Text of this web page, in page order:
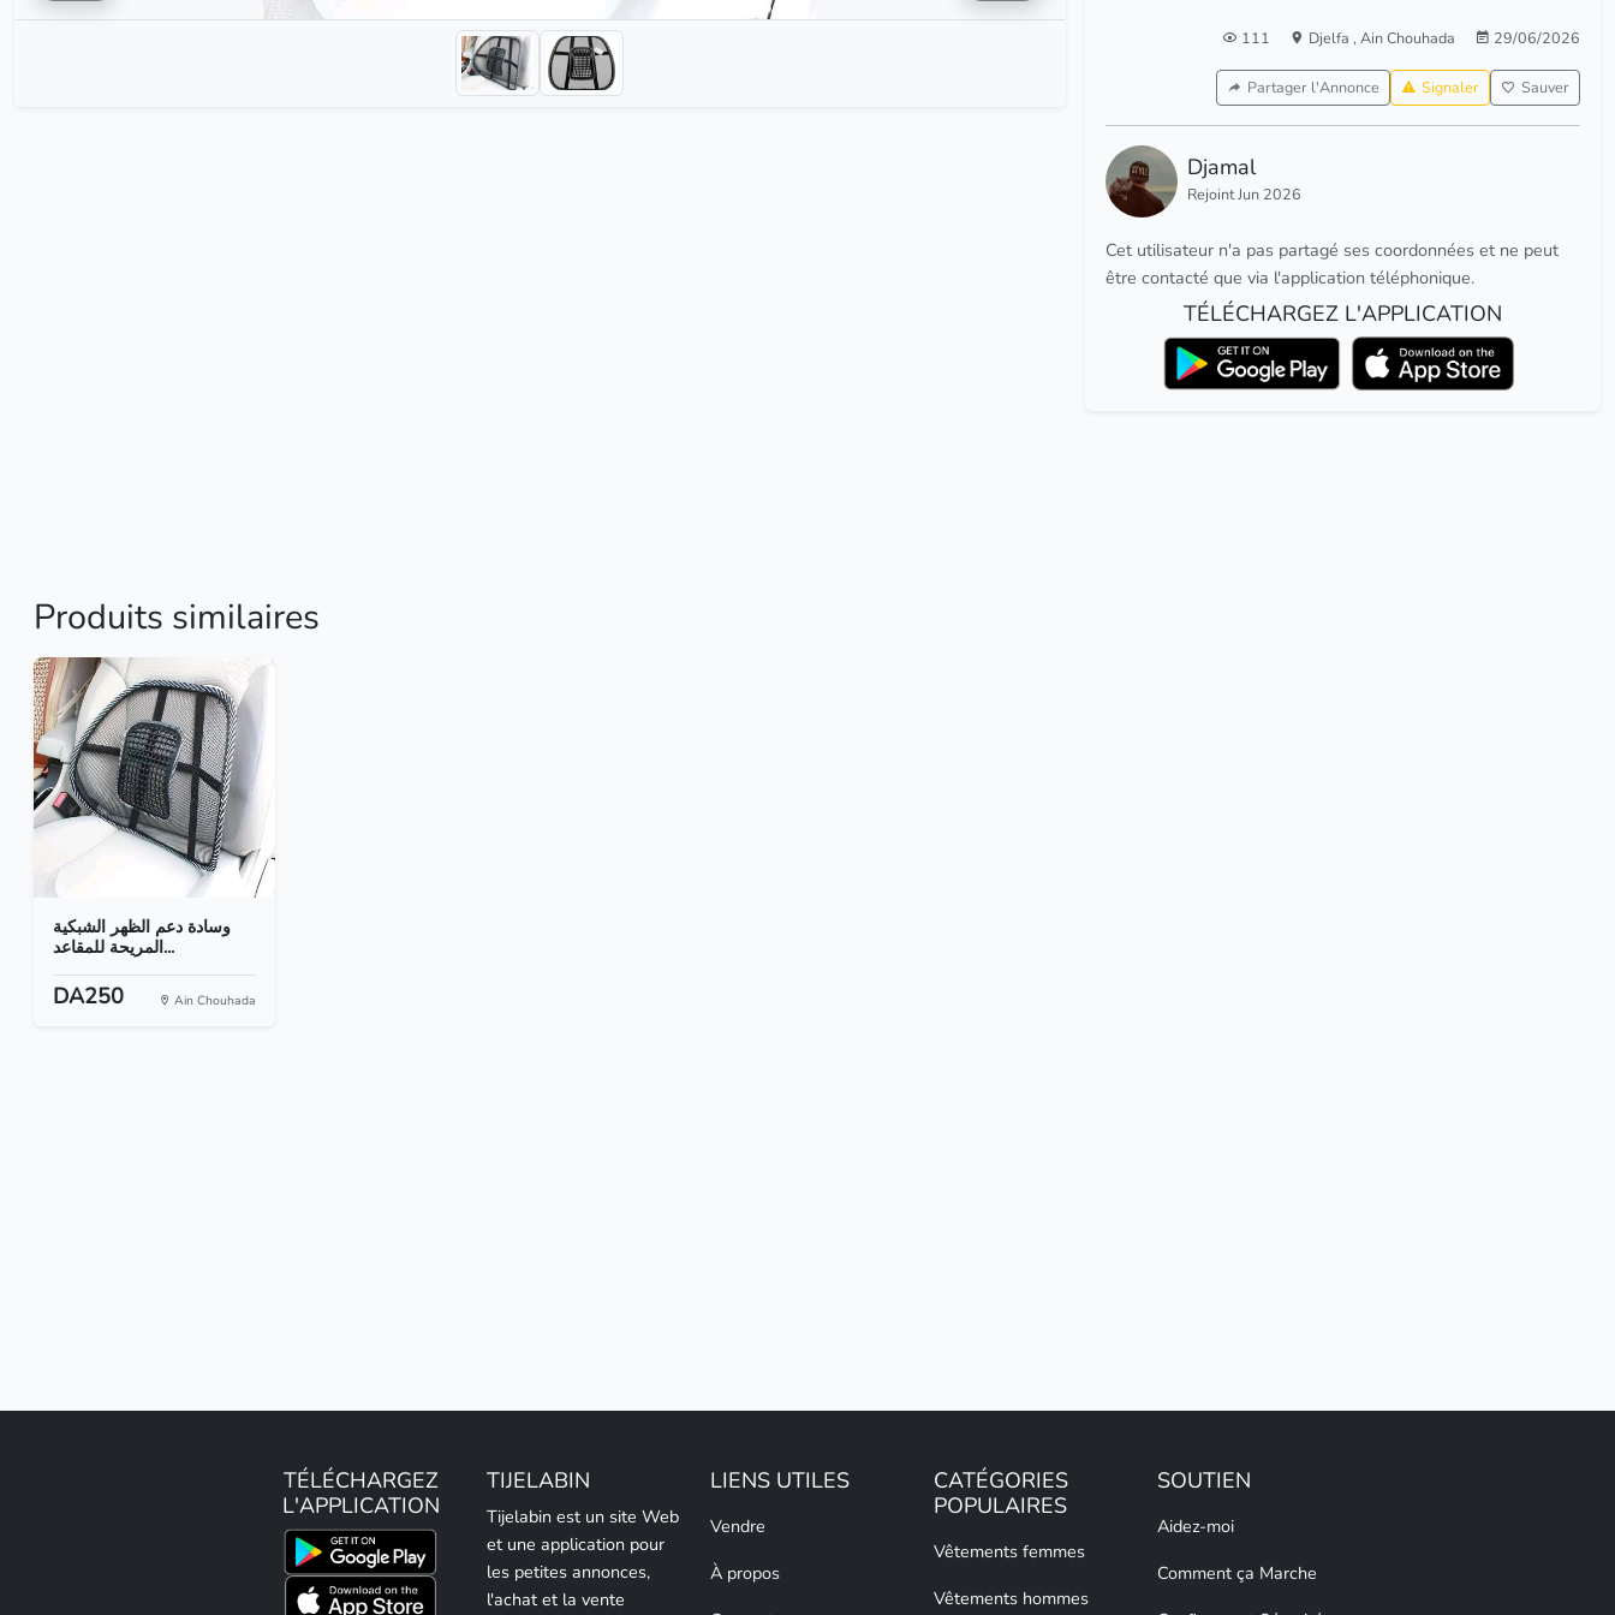
111 Djelfa , Ain Chouhada 29/06/2026
Partager l'Annonce Signaler Sauver
Djamal
Rejoint Jun 2026
Cet utilisateur n'a pas partagé ses coordonnées et ne peut
être contacté que via l'application téléphonique.
TÉLÉCHARGEZ L'APPLICATION
Produits similaires
وسادة دعم الظهر الشبكية
المريحة للمقاعد...
DA250 Ain Chouhada
TÉLÉCHARGEZ
L'APPLICATION
TIJELABIN
Tijelabin est un site Web
et une application pour
les petites annonces,
l'achat et la vente
LIENS UTILES
Vendre
À propos
CATÉGORIES
POPULAIRES
Vêtements femmes
Vêtements hommes
SOUTIEN
Aidez-moi
Comment ça Marche